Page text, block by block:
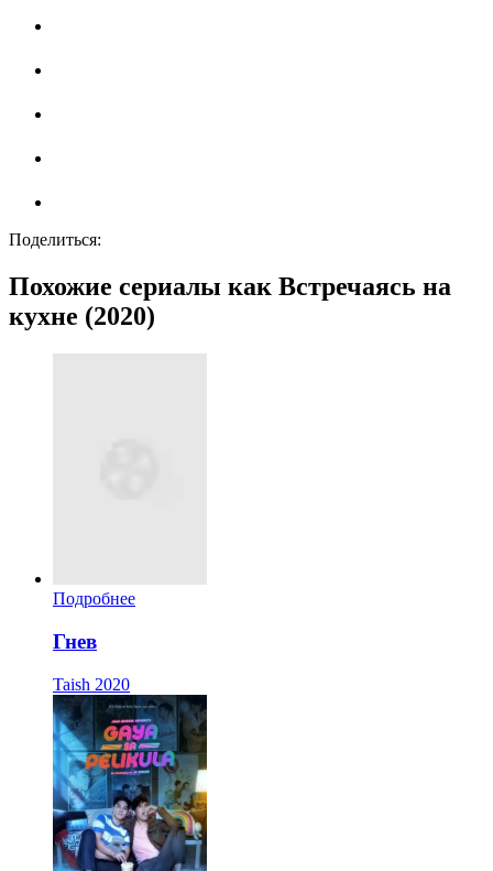
Поделиться:
Похожие сериалы как Встречаясь на
кухне (2020)
Подробнее
Гнев
Taish 2020